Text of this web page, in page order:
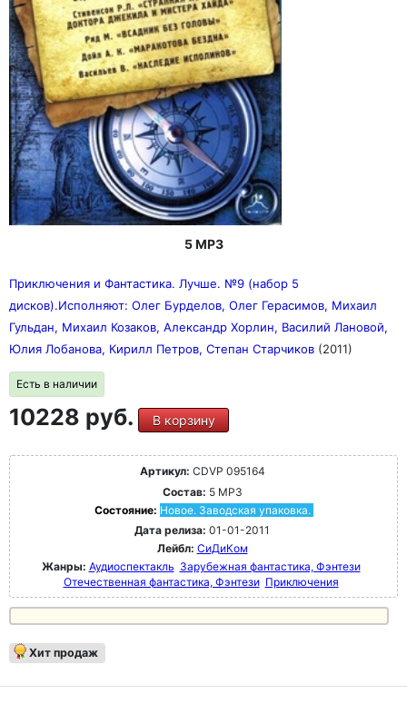
огромное влияние на советскую и российскую музыку,
их композиции зачастую перепеваются другими
музыкантами, цитируются в книгах и периодической
печати
5 MP3
Приключения и Фантастика. Лучше. №9 (набор 5
дисков).Исполняют: Олег Бурделов, Олег Герасимов, Михаил
Гульдан, Михаил Козаков, Александр Хорлин, Василий Лановой,
Юлия Лобанова, Кирилл Петров, Степан Старчиков (2011)
Есть в наличии
10228 руб. В корзину
Артикул: CDVP 095164
Состав: 5 MP3
Состояние: Новое. Заводская упаковка.
Дата релиза: 01-01-2011
Лейбл: СиДиКом
Жанры: Аудиоспектакль Зарубежная фантастика, Фэнтези
Отечественная фантастика, Фэнтези Приключения
Хит продаж